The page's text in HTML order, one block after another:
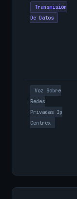
Transmisión
De Datos
Voz Sobre
Redes
Privadas Ip
Centrex